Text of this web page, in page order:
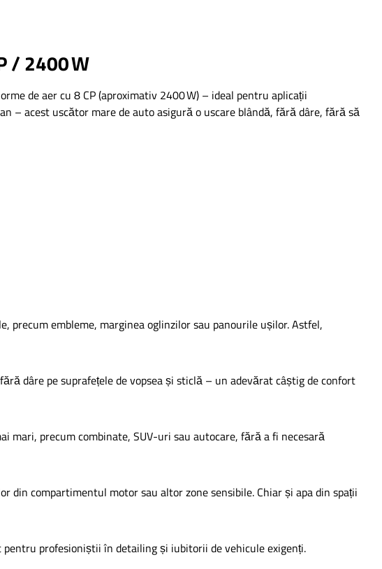
/ 2400 W
de aer cu 8 CP (aproximativ 2400 W) – ideal pentru aplicații
– acest uscător mare de auto asigură o uscare blândă, fără dâre, fără să
precum embleme, marginea oglinzilor sau panourile ușilor. Astfel,
dâre pe suprafețele de vopsea și sticlă – un adevărat câștig de confort
precum combinate, SUV-uri sau autocare, fără a fi necesară
compartimentul motor sau altor zone sensibile. Chiar și apa din spații
profesioniștii în detailing și iubitorii de vehicule exigenți.